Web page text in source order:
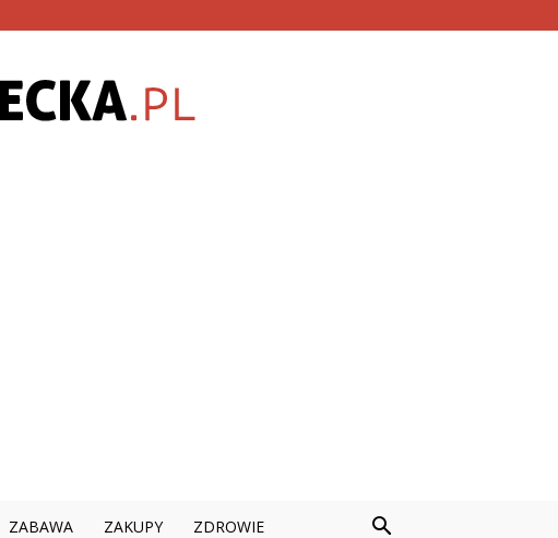
ZABAWA ZAKUPY ZDROWIE